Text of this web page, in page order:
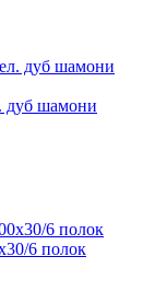
дуб шамони
6 полок